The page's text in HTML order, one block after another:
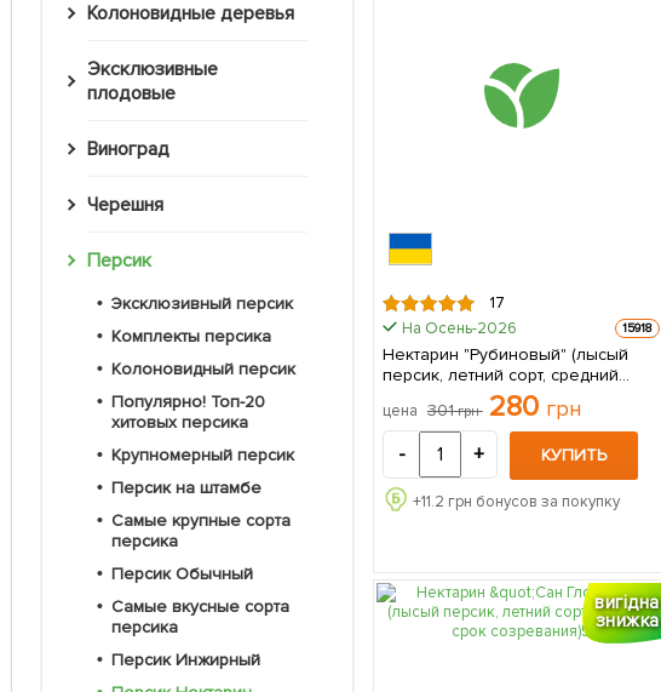
Колоновидные деревья
Эксклюзивные
плодовые
Виноград
Черешня
Персик
Эксклюзивный персик
Комплекты персика
Колоновидный персик
Популярно! Топ-20
хитовых персика
Крупномерный персик
Персик на штамбе
Самые крупные сорта
персика
Персик Обычный
Самые вкусные сорта
персика
Персик Инжирный
17
На Осень-2026 15918
Нектарин "Рубиновый" (лысый
персик, летний сорт, средний
срок созревания) 1 саженец в
упаковке
цена 301грн 280 грн
- + КУПИТЬ
+11.2 грн бонусов за покупку
вигідна
знижка